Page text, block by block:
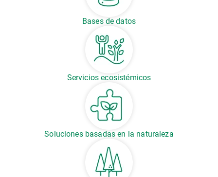
Bases de datos
Servicios ecosistémicos
Soluciones basadas en la naturaleza